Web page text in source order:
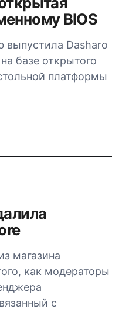
BIOS
выпустила Dasharo
базе открытого
платформы
магазина
как модераторы
с